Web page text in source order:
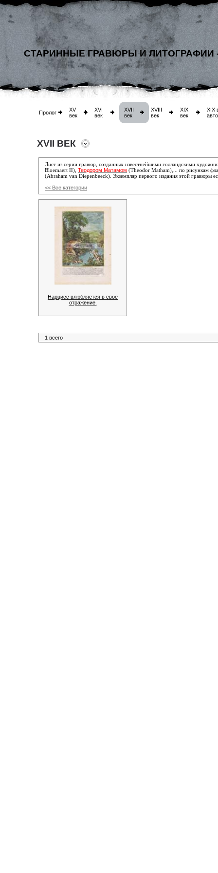
СТАРИННЫЕ ГРАВЮРЫ И ЛИТОГРАФИИ
Пролог
XV
век
XVI
век
XVII
век
XVIII
век
XIX
век
XIX
XVII ВЕК
Лист из серии гравюр, созданных известнейшими голландскими
Bloemaert II) Теодором Матамом (Theodor Matham),... по рисункам
(Abraham van Diepenbeeck). Экземпляр первого издания этой гравюры
<< Все категории
Нарцисс влюбляется в своё
отражение.
1 всего